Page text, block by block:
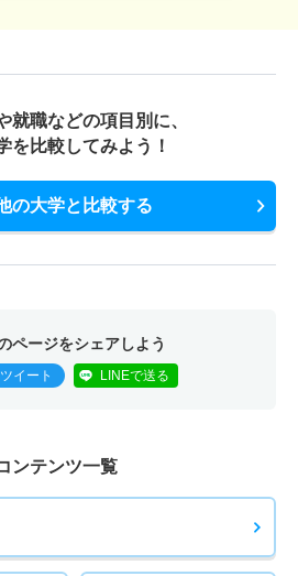
就職などの項目別に、
を比較してみよう！
の大学と比較する
ページをシェアしよう
ツイート LINEで送る
ンテンツ一覧